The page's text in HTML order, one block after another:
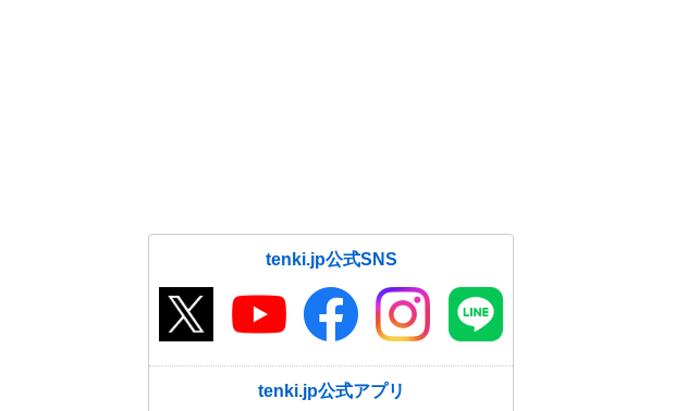
tenki.jp公式SNS
tenki.jp公式アプリ